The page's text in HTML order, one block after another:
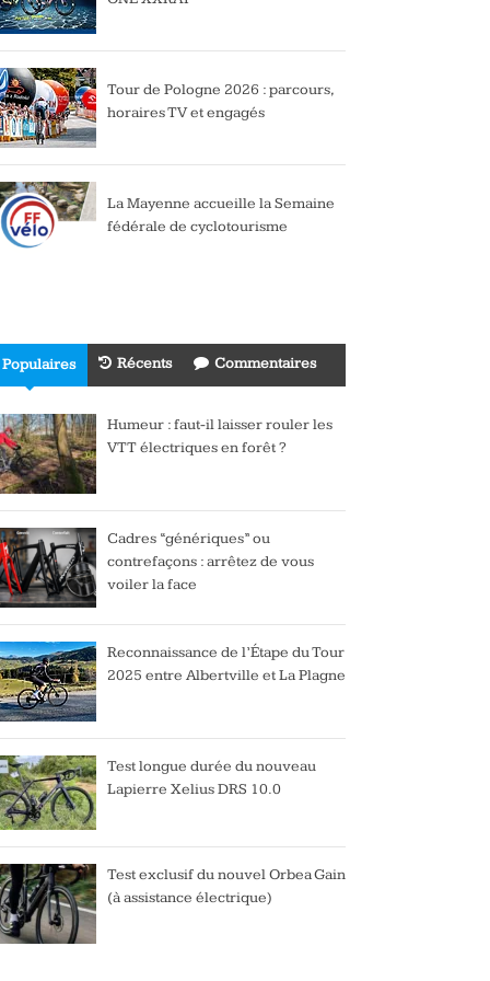
Tour de Pologne 2026 : parcours,
horaires TV et engagés
La Mayenne accueille la Semaine
fédérale de cyclotourisme
Populaires Récents Commentaires
Humeur : faut-il laisser rouler les
VTT électriques en forêt ?
Cadres “génériques” ou
contrefaçons : arrêtez de vous
voiler la face
Reconnaissance de l’Étape du Tour
2025 entre Albertville et La Plagne
Test longue durée du nouveau
Lapierre Xelius DRS 10.0
Test exclusif du nouvel Orbea Gain
(à assistance électrique)